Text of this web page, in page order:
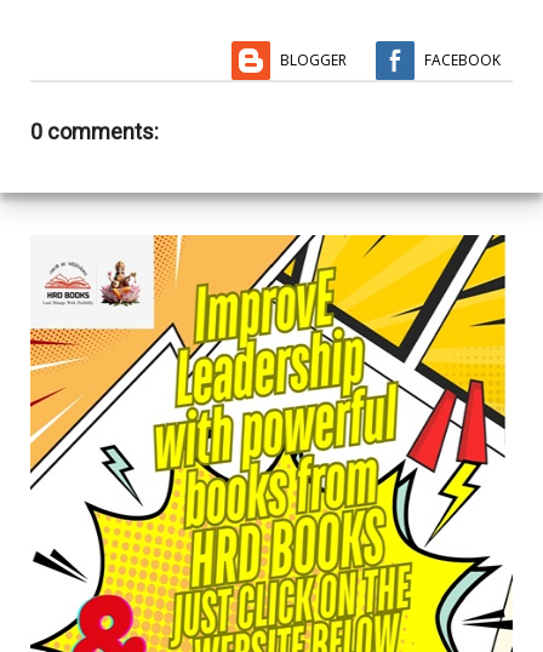
BLOGGER FACEBOOK
0 comments: